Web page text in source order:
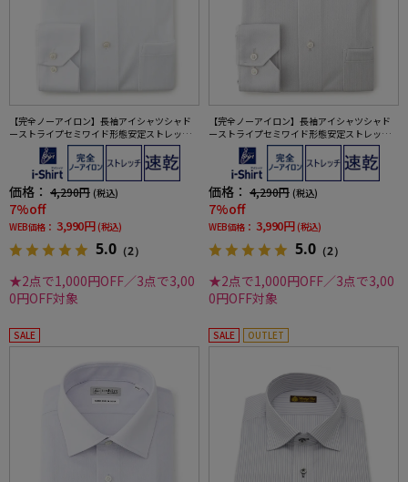
【完全ノーアイロン】長袖アイシャツシャド
ーストライプセミワイド形態安定ストレッチ
吸汗速乾ワイシャツ通年
価格： 4,290円 (税込)
7%off
WEB価格： 3,990円 (税込)
5.0 （2）
★2点で1,000円OFF／3点で3,00
0円OFF対象
【完全ノーアイロン】長袖アイシャツシャド
ーストライプセミワイド形態安定ストレッチ
吸汗速乾ワイシャツ通年
価格： 4,290円 (税込)
7%off
WEB価格： 3,990円 (税込)
5.0 （2）
★2点で1,000円OFF／3点で3,00
0円OFF対象
SALE SALE OUTLET